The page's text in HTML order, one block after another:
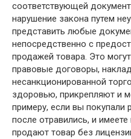
соответствующей
нарушение закона путем
представить любые
непосредственно с
продажей товара. Это
правовые договоры,
несанкционированной
здоровью, прикрепляют и
примеру, если вы покупали
после отравились, и
продают товар без